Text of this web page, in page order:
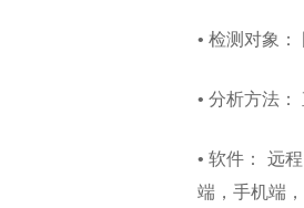
• 检测对象：
• 分析方法
• 软件： 远
端，手机端